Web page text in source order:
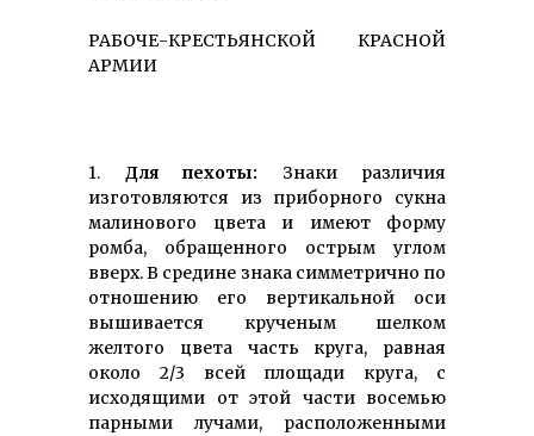
РАБОЧЕ-КРЕСТЬЯНСКОЙ КРАСНОЙ
АРМИИ
1. Для пехоты: Знаки различия
изготовляются из приборного сукна
малинового цвета и имеют форму
ромба, обращенного острым углом
вверх. В средине знака симметрично по
отношению его вертикальной оси
вышивается крученым шелком
желтого цвета часть круга, равная
около 2/3 всей площади круга, с
исходящими от этой части восемью
парными лучами, расположенными